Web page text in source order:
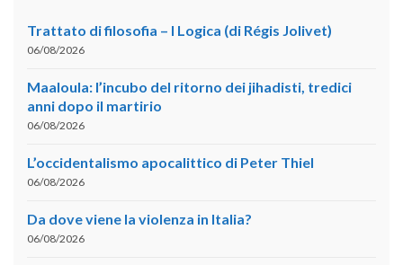
Trattato di filosofia – I Logica (di Régis Jolivet)
06/08/2026
Maaloula: l’incubo del ritorno dei jihadisti, tredici
anni dopo il martirio
06/08/2026
L’occidentalismo apocalittico di Peter Thiel
06/08/2026
Da dove viene la violenza in Italia?
06/08/2026